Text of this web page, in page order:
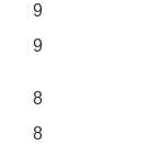
9
9
8
8